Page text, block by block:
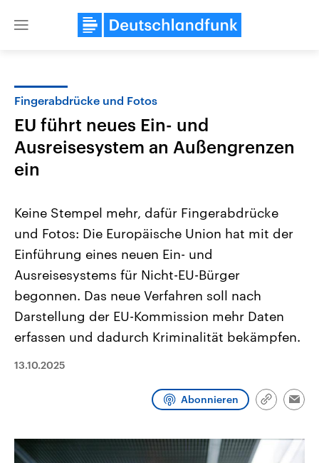
Close
Landtagswahl Sachsen-Anhalt
2026
Alle Informationen
Sachsen-Anhalt wählt am 6.
September 2026 einen neuen
Landtag. Seit 2021 wird das
Bundesland von einer Koalition aus
Umfragen, Prognosen,
und Hintergründe zu den Parteien
USA
Aktuelle Beiträge,
Hintergründe
Wirtschaftlich und
gehören die Vereinigten
mit großem Einfluss auf
Sendungen
Fingerabdrücke und Fotos
EU führt neues Ein- und
Ausreisesystem an Außengrenzen
ein
Keine Stempel mehr, dafür Fingerabdrücke
und Fotos: Die Europäische Union hat mit der
Einführung eines neuen Ein- und
Ausreisesystems für Nicht-EU-Bürger
begonnen. Das neue Verfahren soll nach
Darstellung der EU-Kommission mehr Daten
erfassen und dadurch Kriminalität bekämpfen.
13.10.2025
Abonnieren
Link